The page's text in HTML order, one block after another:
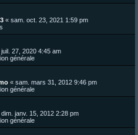
« sam. oct. 23, 2021 1:59 pm
juil. 27, 2020 4:45 am
générale
« sam. mars 31, 2012 9:46 pm
générale
dim. janv. 15, 2012 2:28 pm
générale